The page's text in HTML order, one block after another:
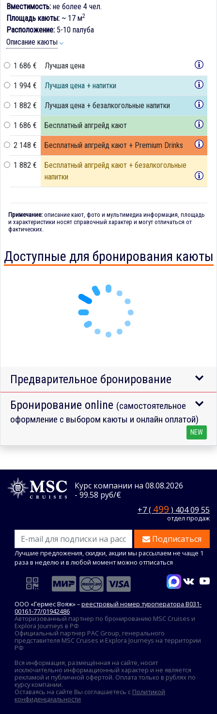
Вместимость: не более 4 чел.
Площадь каюты: ~ 17 м2
Расположение: 5-10 палуба
Описание каюты
1 686 € Лучшая цена
1 994 € Лучшая цена + напитки
1 882 € Лучшая цена + безалкогольные напитки
1 686 € Бесплатный апгрейд кают
2 148 € Бесплатный апгрейд кают + Premium Drinks
1 882 €
Бесплатный апгрейд кают + безалкогольные
напитки
Примечание: описание кают, фото и мультимедиа информация, площадь
и характеристики носят справочный характер и могут отличаться от
фактических.
Доступные для бронирования каюты
Предварительное бронирование
Бронирование online (самостоятельное
оформление с выбором каюты и онлайн оплатой)
NEW
Курс компании на 08.08.2026
- 99.58 руб/€
+7 ( 499 ) 404 09 55
отдел продаж
Подписаться
Лучшие предложения, скидки, акции мы рассылаем не чаще 1
раза в неделю и в любой момент можно отписаться
ООО «Гермес Вояж» –реестровый номер туроператора В031-
00161-77/01942486
Авторизованный партнер по бронированию MSC Cruises и
Explora Journeys в РФ
Официальный партнер PAC Group, генерального
представителя MSC Cruises и Explora Journeys на территории
РФ
Вся информация, размещённая на сайте, носит
исключительно информационный характер и не является
рекламой и публичной офертой. Оплата только в рублях по
курсу компании.
Оставаясь на сайте Вы соглашаетесь с Политикой
конфиденциальности